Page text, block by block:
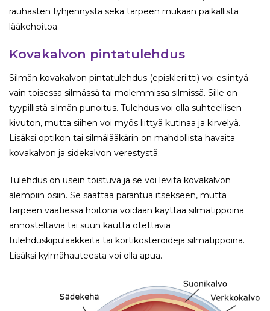
rauhasten tyhjennystä sekä tarpeen mukaan paikallista
lääkehoitoa.
Kovakalvon pintatulehdus
Silmän kovakalvon pintatulehdus (episkleriitti) voi esiintyä
vain toisessa silmässä tai molemmissa silmissä. Sille on
tyypillistä silmän punoitus. Tulehdus voi olla suhteellisen
kivuton, mutta siihen voi myös liittyä kutinaa ja kirvelyä.
Lisäksi optikon tai silmälääkärin on mahdollista havaita
kovakalvon ja sidekalvon verestystä.
Tulehdus on usein toistuva ja se voi levitä kovakalvon
alempiin osiin. Se saattaa parantua itsekseen, mutta
tarpeen vaatiessa hoitona voidaan käyttää silmätippoina
annosteltavia tai suun kautta otettavia
tulehduskipulääkkeitä tai kortikosteroideja silmätippoina.
Lisäksi kylmähauteesta voi olla apua.